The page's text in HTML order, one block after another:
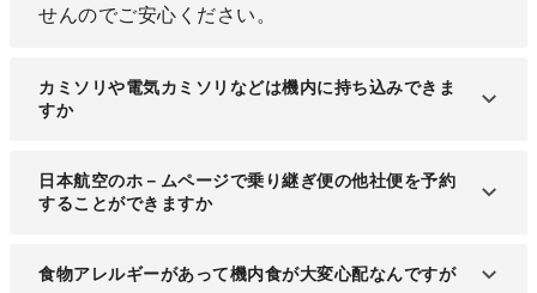
せんのでご安心ください。
カミソリや電気カミソリなどは機内に持ち込みできま
すか
化粧用の眉毛などに使う剃刃やT字型剃刃は刃体の
長さが4cm以下であれば機内に持込が可能となって
日本航空のホ－ムページで乗り継ぎ便の他社便を予約
することができますか
JALグル－プ便ではご予約手配と同時に一部の他社
食物アレルギーがあって機内食が大変心配なんですが